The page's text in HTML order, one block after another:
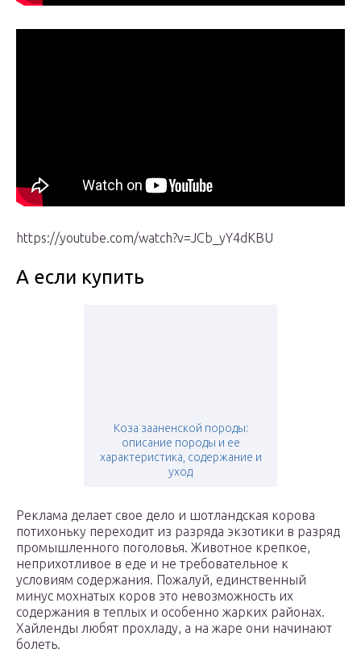
https://youtube.com/watch?v=JCb_yY4dKBU
А если купить
Коза зааненской породы:
описание породы и ее
характеристика, содержание и
уход
Реклама делает свое дело и шотландская корова
потихоньку переходит из разряда экзотики в разряд
промышленного поголовья. Животное крепкое,
неприхотливое в еде и не требовательное к
условиям содержания. Пожалуй, единственный
минус мохнатых коров это невозможность их
содержания в теплых и особенно жарких районах.
Хайленды любят прохладу, а на жаре они начинают
болеть.